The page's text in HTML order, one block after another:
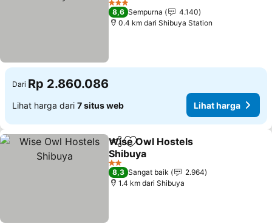
3 Bintang
8,6 Sempurna
4.140
0.4 km dari Shibuya Station
Dari Rp 2.860.086
Lihat harga dari 7 situs web Lihat harga
BagikanTambahkan ke favorit
Wise Owl Hostels
Shibuya
2 Bintang
8,3 Sangat baik
2.964
1.4 km dari Shibuya